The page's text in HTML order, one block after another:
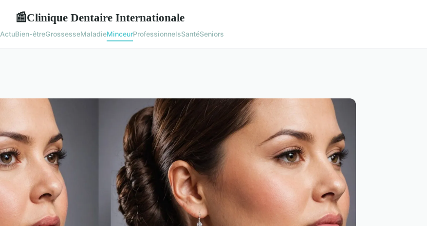
📰Clinique Dentaire Internationale
ActuBien-êtreGrossesseMaladieMinceurProfessionnelsSantéSeniors